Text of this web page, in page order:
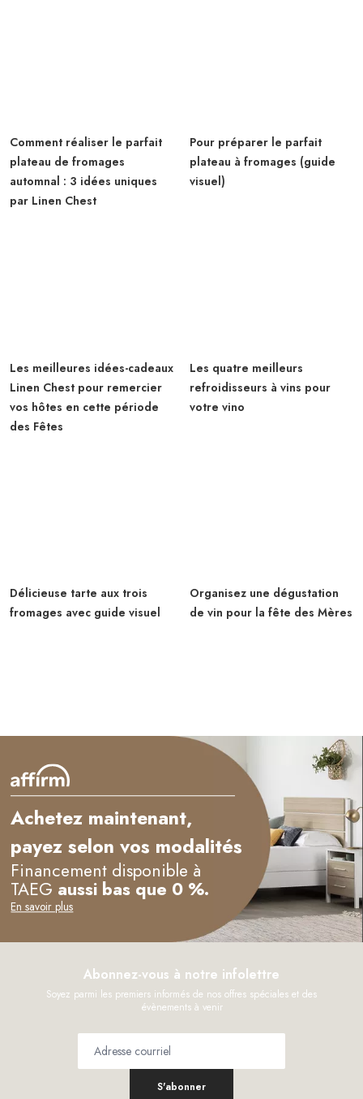
Comment réaliser le parfait
plateau de fromages
automnal : 3 idées uniques
par Linen Chest
Pour préparer le parfait
plateau à fromages (guide
visuel)
Les meilleures idées-cadeaux
Linen Chest pour remercier
vos hôtes en cette période
des Fêtes
Les quatre meilleurs
refroidisseurs à vins pour
votre vino
Délicieuse tarte aux trois
fromages avec guide visuel
Organisez une dégustation
de vin pour la fête des Mères
Achetez maintenant,
payez selon vos modalités
Financement disponible à
TAEG aussi bas que 0 %.
En savoir plus
Abonnez-vous à notre infolettre
Soyez parmi les premiers informés de nos offres spéciales et des
évènements à venir
S'abonner